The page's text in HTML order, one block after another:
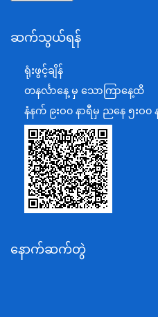
စီမံကိန်း၊ဘဏ္ဍာရေးနှင့်စက်မှုဝ
အပြည်ပြည်ဆိုင်ရာပူးပေါင်း
ပြန်ကြားရေးဝန်ကြီးဌာန
သာသနာရေးနှင့် ယဉ်ကျေးမှုဝ
စိုက်ပျိုးရေး၊မွေးမြူရေးနှင့်ဆ
ပို့ဆောင်ရေးနှင့်ဆက်သွယ်ရေး
သယံဇာတနှင့်ပတ်ဝန်းကျင်ထိန်
အလုပ်သမား၊လူဝင်မှုကြီးကြ
ဆက်သွယ်ရန်
ရုံးဖွင့်ချိန်
တနင်္လာနေ့ မှ သောကြာနေ့ထိ
နံနက် ၉းဝ၀ နာရီမှ ညနေ ၅းဝ၀
နောက်ဆက်တွဲ